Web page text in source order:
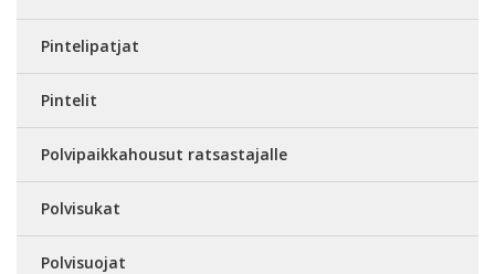
Pintelipatjat
Pintelit
Polvipaikkahousut ratsastajalle
Polvisukat
Polvisuojat